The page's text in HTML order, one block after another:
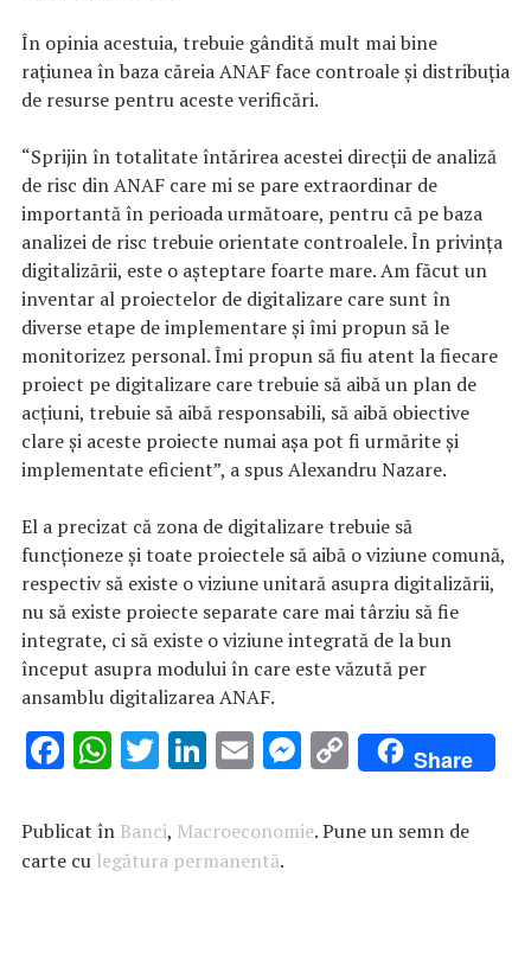
În opinia acestuia, trebuie gândită mult mai bine
raţiunea în baza căreia ANAF face controale şi distribuţia
de resurse pentru aceste verificări.
“Sprijin în totalitate întărirea acestei direcţii de analiză
de risc din ANAF care mi se pare extraordinar de
importantă în perioada următoare, pentru că pe baza
analizei de risc trebuie orientate controalele. În privinţa
digitalizării, este o aşteptare foarte mare. Am făcut un
inventar al proiectelor de digitalizare care sunt în
diverse etape de implementare şi îmi propun să le
monitorizez personal. Îmi propun să fiu atent la fiecare
proiect pe digitalizare care trebuie să aibă un plan de
acţiuni, trebuie să aibă responsabili, să aibă obiective
clare şi aceste proiecte numai aşa pot fi urmărite şi
implementate eficient”, a spus Alexandru Nazare.
El a precizat că zona de digitalizare trebuie să
funcţioneze şi toate proiectele să aibă o viziune comună,
respectiv să existe o viziune unitară asupra digitalizării,
nu să existe proiecte separate care mai târziu să fie
integrate, ci să existe o viziune integrată de la bun
început asupra modului în care este văzută per
ansamblu digitalizarea ANAF.
F
e
b
W
at
s
T
it
te
Li
k
e
E
ai
l
M
se
C
o
p
Share
Publicat în Banci, Macroeconomie. Pune un semn de
carte cu legătura permanentă.